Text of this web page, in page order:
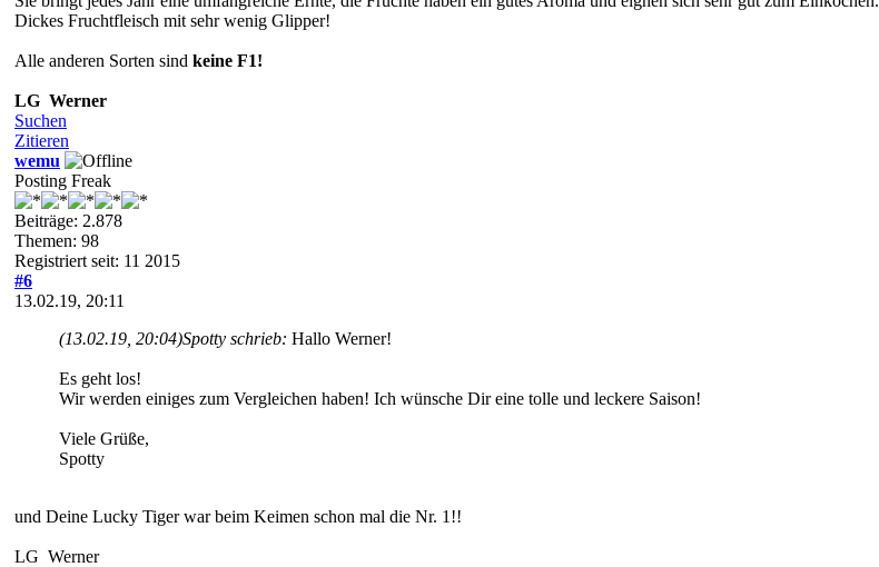
Dickes Fruchtfleisch mit sehr wenig Glipper!
Alle anderen Sorten sind keine F1!
LG Werner
Suchen
Zitieren
wemu
Posting Freak
Beiträge: 2.878
Themen: 98
Registriert seit: 11 2015
#6
13.02.19, 20:11
(13.02.19, 20:04)Spotty schrieb: Hallo Werner!
Es geht los!
Wir werden einiges zum Vergleichen haben! Ich wünsche Dir eine tolle und leckere Saison!
Viele Grüße,
Spotty
und Deine Lucky Tiger war beim Keimen schon mal die Nr. 1!!
LG Werner